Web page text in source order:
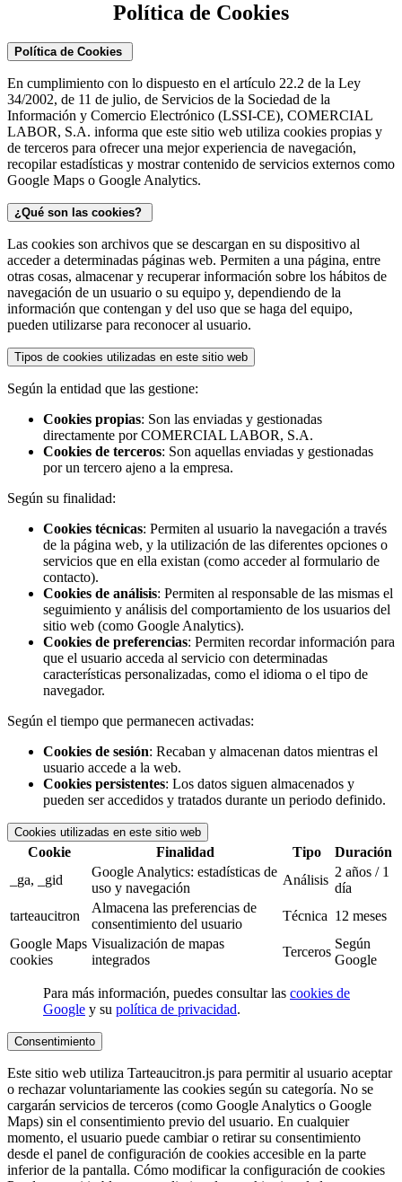
Política de Cookies​
Política de Cookies
En cumplimiento con lo dispuesto en el artículo 22.2 de la Ley
34/2002, de 11 de julio, de Servicios de la Sociedad de la
Información y Comercio Electrónico (LSSI-CE), COMERCIAL
LABOR, S.A. informa que este sitio web utiliza cookies propias y
de terceros para ofrecer una mejor experiencia de navegación,
recopilar estadísticas y mostrar contenido de servicios externos como
Google Maps o Google Analytics.
¿Qué son las cookies?
Las cookies son archivos que se descargan en su dispositivo al
acceder a determinadas páginas web. Permiten a una página, entre
otras cosas, almacenar y recuperar información sobre los hábitos de
navegación de un usuario o su equipo y, dependiendo de la
información que contengan y del uso que se haga del equipo,
pueden utilizarse para reconocer al usuario.
Tipos de cookies utilizadas en este sitio web
Según la entidad que las gestione:
Cookies propias: Son las enviadas y gestionadas
directamente por COMERCIAL LABOR, S.A.
Cookies de terceros: Son aquellas enviadas y gestionadas
por un tercero ajeno a la empresa.
Según su finalidad:
Cookies técnicas: Permiten al usuario la navegación a través
de la página web, y la utilización de las diferentes opciones o
servicios que en ella existan (como acceder al formulario de
contacto).
Cookies de análisis: Permiten al responsable de las mismas el
seguimiento y análisis del comportamiento de los usuarios del
sitio web (como Google Analytics).
Cookies de preferencias: Permiten recordar información para
que el usuario acceda al servicio con determinadas
características personalizadas, como el idioma o el tipo de
navegador.
Según el tiempo que permanecen activadas:
Cookies de sesión: Recaban y almacenan datos mientras el
usuario accede a la web.
Cookies persistentes: Los datos siguen almacenados y
pueden ser accedidos y tratados durante un periodo definido.
Cookies utilizadas en este sitio web
Cookie Finalidad Tipo
Duración
_ga, _gid
Google Analytics: estadísticas de
uso y navegación
Análisis
2 años / 1
día
tarteaucitron
Almacena las preferencias de
consentimiento del usuario
Técnica 12 meses
Google Maps
cookies
Visualización de mapas
integrados
Terceros
Según
Google
Para más información, puedes consultar las cookies de
Google y su política de privacidad.
Consentimiento
Este sitio web utiliza Tarteaucitron.js para permitir al usuario aceptar
o rechazar voluntariamente las cookies según su categoría. No se
cargarán servicios de terceros (como Google Analytics o Google
Maps) sin el consentimiento previo del usuario. En cualquier
momento, el usuario puede cambiar o retirar su consentimiento
desde el panel de configuración de cookies accesible en la parte
inferior de la pantalla. Cómo modificar la configuración de cookies